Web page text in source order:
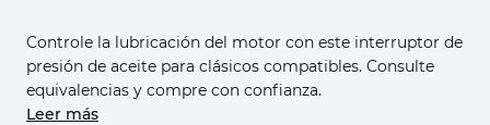
Controle la lubricación del motor con este interruptor de
presión de aceite para clásicos compatibles. Consulte
equivalencias y compre con confianza.
Leer más